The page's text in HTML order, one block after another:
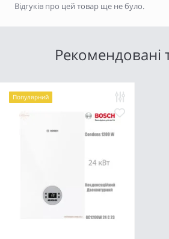
Відгуків про цей товар ще не було.
Рекомендовані
Популярний